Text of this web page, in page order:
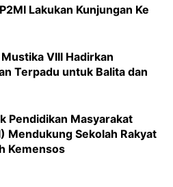
Lakukan Kunjungan Ke
VIII Hadirkan
Terpadu untuk Balita dan
Pendidikan Masyarakat
Mendukung Sekolah Rakyat
Kemensos